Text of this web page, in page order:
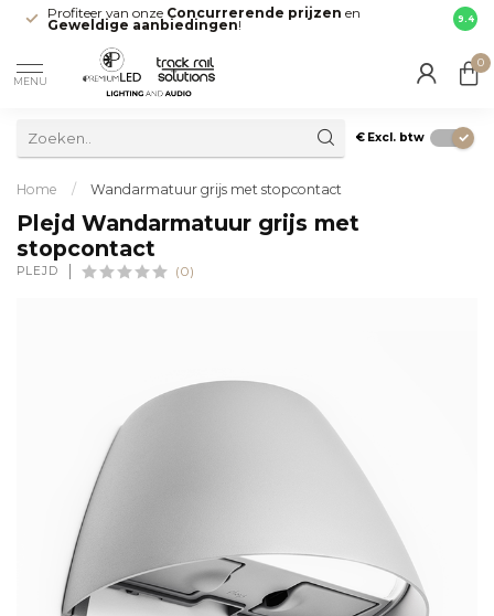
Profiteer van onze Concurrerende prijzen en
Geweldige aanbiedingen! direct
9.4
MENU
0
€ Excl. btw
Home / Wandarmatuur grijs met stopcontact
Plejd Wandarmatuur grijs met
stopcontact
PLEJD (0)